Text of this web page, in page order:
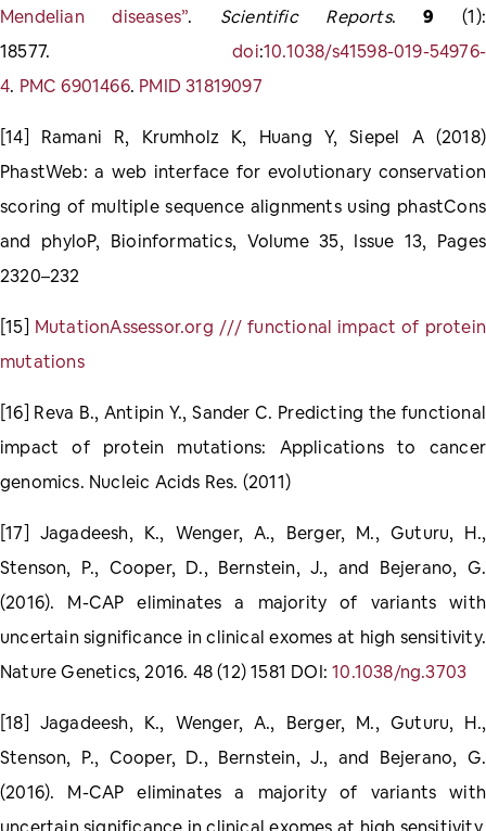
Mendelian diseases”. Scientific Reports.9 (1):
18577.doi:10.1038/s41598-019-54976-
4. PMC 6901466. PMID 31819097
[14] Ramani R, Krumholz K, Huang Y, Siepel A (2018)
PhastWeb: a web interface for evolutionary conservation
scoring of multiple sequence alignments using phastCons
and phyloP, Bioinformatics, Volume 35, Issue 13, Pages
2320–232
[15] MutationAssessor.org /// functional impact of protein
mutations
[16] Reva B., Antipin Y., Sander C. Predicting the functional
impact of protein mutations: Applications to cancer
genomics. Nucleic Acids Res. (2011)
[17] Jagadeesh, K., Wenger, A., Berger, M., Guturu, H.,
Stenson, P., Cooper, D., Bernstein, J., and Bejerano, G.
(2016). M-CAP eliminates a majority of variants with
uncertain significance in clinical exomes at high sensitivity.
Nature Genetics, 2016. 48 (12) 1581 DOI:10.1038/ng.3703
[18] Jagadeesh, K., Wenger, A., Berger, M., Guturu, H.,
Stenson, P., Cooper, D., Bernstein, J., and Bejerano, G.
(2016). M-CAP eliminates a majority of variants with